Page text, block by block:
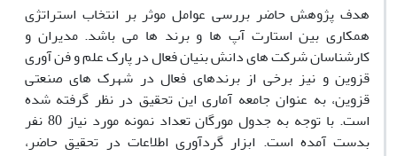
هدف پژوهش حاضر بررسی عوامل موثر بر انتخاب استراتژی
همکاری بین استارت آپ ها و برند ها می باشد. مدیران و
کارشناسان شرکت های دانش بنیان فعال در پارک علم و فن آوری
قزوین و نیز برخی از برندهای فعال در شهرک های صنعتی
قزوین، به عنوان جامعه آماری این تحقیق در نظر گرفته شده
است. با توجه به جدول مورگان تعداد نمونه مورد نیاز 80 نفر
بدست آمده است. ابزار گردآوری اطلاعات در تحقیق حاضر،